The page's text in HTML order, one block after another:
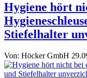
Hygiene hört
Stiefelhalter
Von: Höcker GmbH